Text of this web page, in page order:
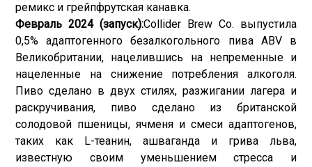
ремикс и грейпфрутская канавка.
Февраль 2024 (запуск):Collider Brew Co. выпустила
0,5% адаптогенного безалкогольного пива ABV в
Великобритании, нацелившись на непременные и
нацеленные на снижение потребления алкоголя.
Пиво сделано в двух стилях, разжигании лагера и
раскручивания, пиво сделано из британской
солодовой пшеницы, ячменя и смеси адаптогенов,
таких как L-теанин, ашваганда и грива льва,
известную своим уменьшением стресса и